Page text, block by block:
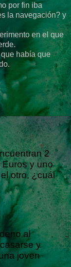
por fin iba
la navegación? y
en el que
había que
2
y uno
otro, ¿cuál
al
y
joven